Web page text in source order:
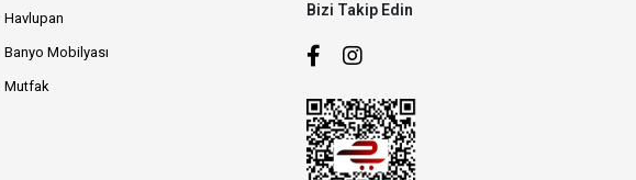
Havlupan
Banyo Mobilyası
Mutfak
Bizi Takip Edin